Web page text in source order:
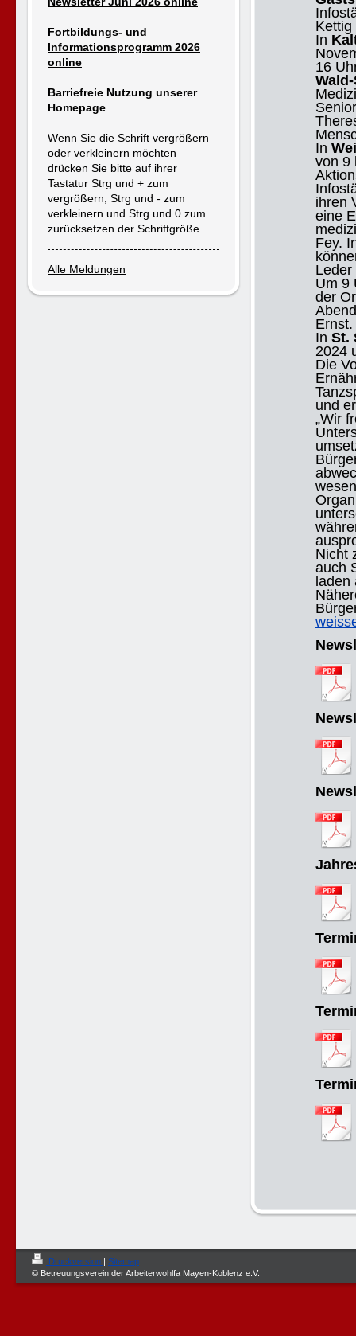
Kettig
In
16
In
von 9
ihren
eine
Fey.
Leder
Um 9
der
Ernst.
In St.
2024
Die
und
„Wir
Nicht
auch
Fortbildungs- und
Informationsprogramm 2026
online
Barriefreie Nutzung unserer
Homepage
Wenn Sie die Schrift vergrößern
oder verkleinern möchten
drücken Sie bitte auf ihrer
Tastatur Strg und + zum
vergrößern, Strg und - zum
verkleinern und Strg und 0 zum
zurücksetzen der Schriftgröße.
Alle Meldungen
Druckversion | Sitemap
© Betreuungsverein der Arbeiterwohlfa Mayen-Koblenz e.V.